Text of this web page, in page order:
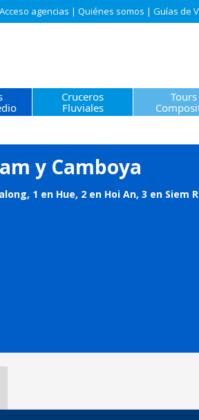
Acceso agencias | Quiénes somos | Guías de
Cruceros
Fluviales
Tours
y Camboya
1 en Hue, 2 en Hoi An, 3 en Siem